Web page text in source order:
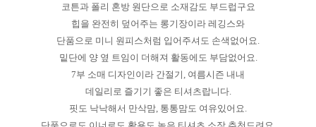
코튼과 폴리 혼방 원단으로 소재감도 부드럽구요
힙을 완전히 덮어주는 롱기장이라 레깅스와
단품으로 미니 원피스처럼 입어주셔도 손색없어요.
밑단에 양 옆 트임이 더해져 활동에도 부담없어요.
7부 소매 디자인이라 간절기, 여름시즌 내내
데일리로 즐기기 좋은 티셔츠랍니다.
핏도 낙낙해서 만삭맘, 통통맘도 여유있어요.